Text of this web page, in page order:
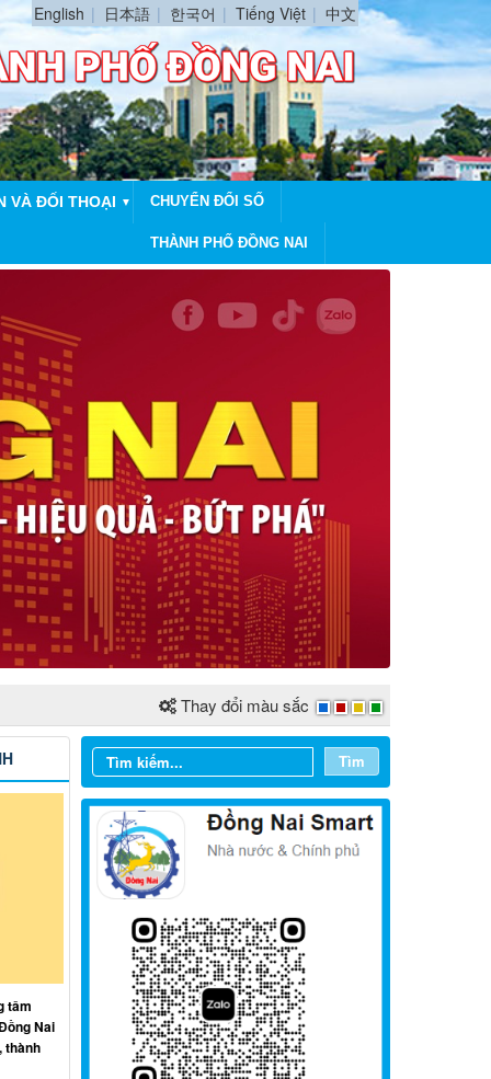
English 日本語 한국어 Tiếng Việt 中文
VÀ ĐỐI THOẠI ▼ CHUYỂN ĐỔI SỐ
THÀNH PHỐ ĐỒNG NAI
Thay đổi màu sắc
Tìm
Từ ngày 03/8/2026 đến ngày
09/8/2026
Từ ngày 27/7/2026 đến ngày
02/8/2026
Từ ngày 20/7/2026 đến ngày
26/7/2026
tâm
Nai
thành